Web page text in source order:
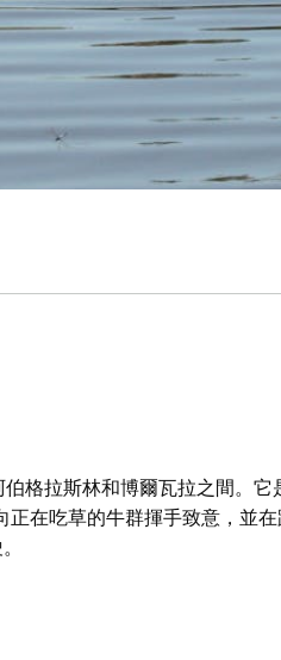
格拉斯林和博爾瓦拉之間。它
在吃草的牛群揮手致意，並